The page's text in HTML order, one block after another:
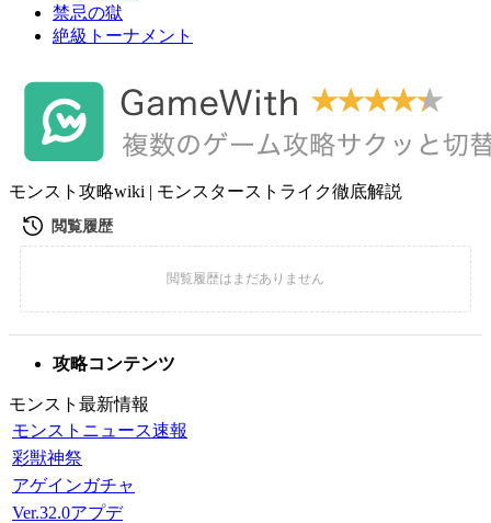
禁忌の獄
絶級トーナメント
モンスト攻略wiki | モンスターストライク徹底解説
攻略コンテンツ
モンスト最新情報
モンストニュース速報
彩獣神祭
アゲインガチャ
Ver.32.0アプデ